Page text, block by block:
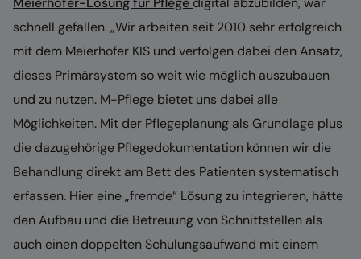
schnell gefallen. „Wir arbeiten seit 2010 sehr erfolgreich
mit dem Meierhofer KIS und verfolgen dabei den Ansatz,
dieses Primärsystem so weit wie möglich auszubauen
und zu nutzen. M-Pflege bietet uns dabei alle
Möglichkeiten. Mit der Pflegeplanung als Grundlage plus
die dazugehörige Pflegedokumentation können wir die
Behandlung direkt am Bett des Patienten systematisch
erfassen. Hier eine „fremde“ Lösung zu integrieren, hätte
den Aufbau und die Betreuung von Schnittstellen als
auch einen doppelten Schulungsaufwand mit einem